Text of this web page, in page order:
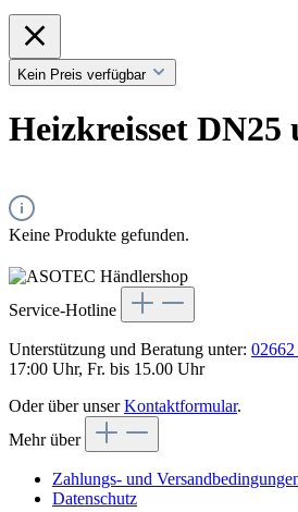
Kein Preis verfügbar
Heizkreisset DN25
Keine Produkte gefunden.
Service-Hotline
Unterstützung und Beratung unter:
17:00 Uhr, Fr. bis 15.00 Uhr
Oder über unserKontaktformular.
Mehr über
Zahlungs- und
Datenschutz